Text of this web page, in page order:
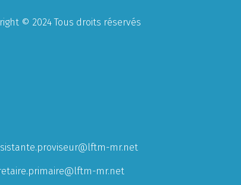
© 2024 Tous droits réservés
mr.net
mr.net